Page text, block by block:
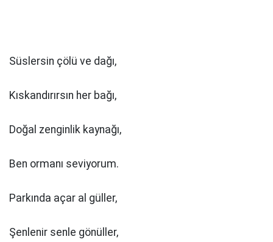
Süslersin çölü ve dağı,
Kıskandırırsın her bağı,
Doğal zenginlik kaynağı,
Ben ormanı seviyorum.
Parkında açar al güller,
Şenlenir senle gönüller,